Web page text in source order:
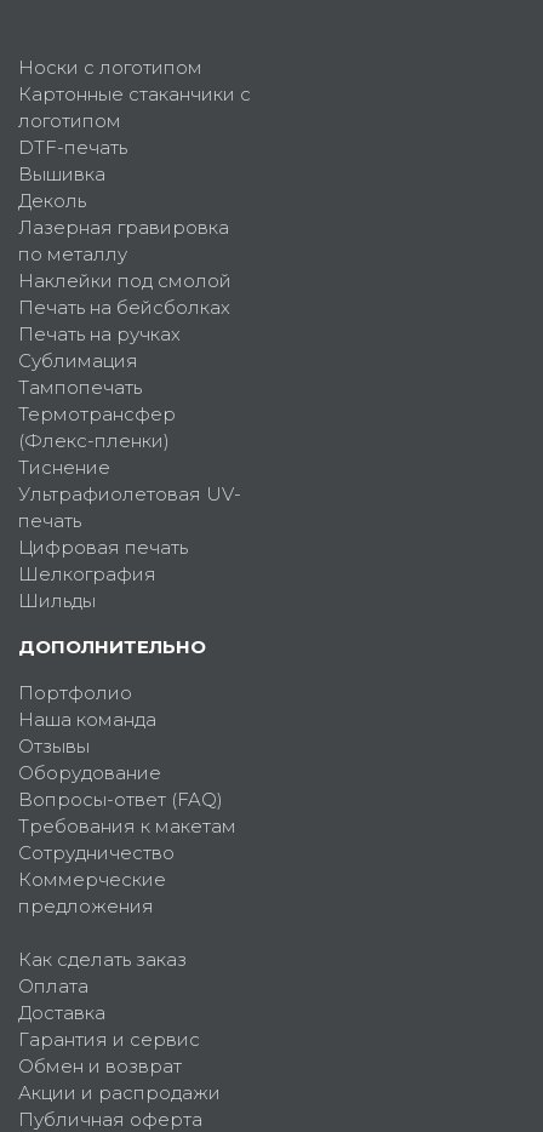
Носки с логотипом
Картонные стаканчики с
логотипом
DTF-печать
Вышивка
Деколь
Лазерная гравировка
по металлу
Наклейки под смолой
Печать на бейсболках
Печать на ручках
Сублимация
Тампопечать
Термотрансфер
(Флекс-пленки)
Тиснение
Ультрафиолетовая UV-
печать
Цифровая печать
Шелкография
Шильды
ДОПОЛНИТЕЛЬНО
Портфолио
Наша команда
Отзывы
Оборудование
Вопросы-ответ (FAQ)
Требования к макетам
Сотрудничество
Коммерческие
предложения
Как сделать заказ
Оплата
Доставка
Гарантия и сервис
Обмен и возврат
Акции и распродажи
Публичная оферта